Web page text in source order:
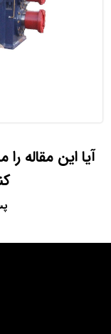
آیا این مقاله